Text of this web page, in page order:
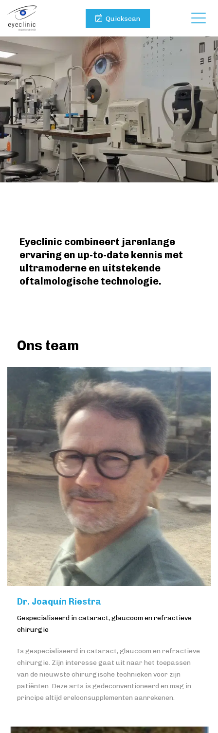
Quickscan
Eyeclinic combineert jarenlange
ervaring en up-to-date kennis met
ultramoderne en uitstekende
oftalmologische technologie.
Ons team
Dr. Joaquín Riestra
Gespecialiseerd in cataract, glaucoom en refractieve
chirurgie
Is gespecialiseerd in cataract, glaucoom en refractieve
chirurgie. Zijn interesse gaat uit naar het toepassen
van de nieuwste chirurgische technieken voor zijn
patiënten. Deze arts is gedeconventioneerd en mag in
principe altijd ereloonsupplementen aanrekenen.